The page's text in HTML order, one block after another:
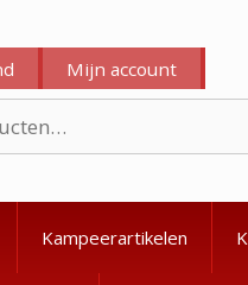
Mijn account
Kampeerartikelen